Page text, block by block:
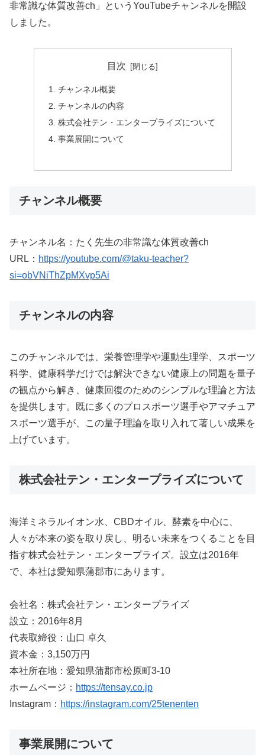
非常識な体質改善ch」というYouTubeチャンネルを開設
しました。
目次
チャンネル概要
チャンネルの内容
株式会社テン・エンタープライズについて
事業展開について
チャンネル概要
チャンネル名：たく先生の非常識な体質改善ch
URL： https://youtube.com/@taku-teacher?
si=obVNiThZpMXvp5Ai
チャンネルの内容
このチャンネルでは、栄養管理学や運動生理学、スポーツ
科学、健康科学だけでは解決できない健康上の問題を量子
の観点から解き、健康回復のためのシンプルな理論と方法
を提供します。既に多くのプロスポーツ選手やアマチュア
スポーツ選手が、この量子理論を取り入れて著しい成果を
上げています。
株式会社テン・エンタープライズについて
海洋ミネラルイオン水、CBDオイル、酵素を中心に、
人々が本来の姿を取り戻し、明るい未来をつくることを目
指す株式会社テン・エンタープライズ。設立は2016年
で、本社は愛知県蒲郡市にあります。
会社名：株式会社テン・エンタープライズ
設立：2016年8月
代表取締役：山口 卓久
資本金：3,150万円
本社所在地：愛知県蒲郡市松原町3-10
ホームページ： https://tensay.co.jp
Instagram： https://instagram.com/25tenenten
事業展開について